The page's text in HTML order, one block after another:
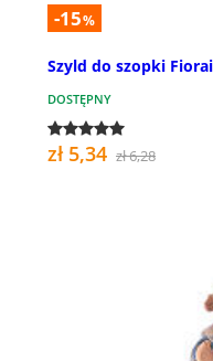
-15%
Szyld do szopki
DOSTĘPNY
zł 5,34 zł 6,28